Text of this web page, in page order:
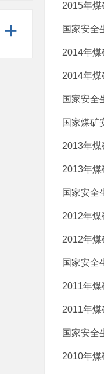
+
2015年
国家安全
2014年
2014年
国家安全
国家煤矿
2013年
2013年
国家安全
2012年
2012年
国家安全
2011年
2011年
国家安全
2010年